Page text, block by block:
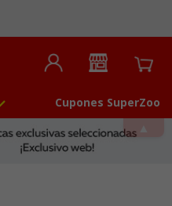
Cupones SuperZoo